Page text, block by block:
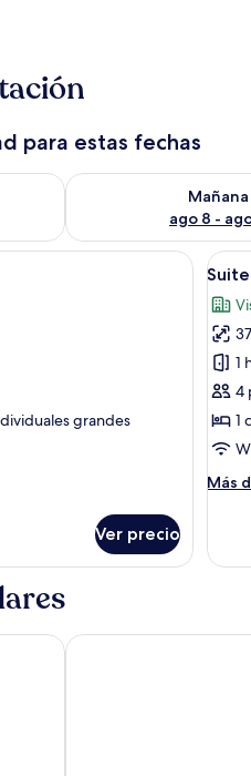
para estas fechas
ago 7 - ago 8
Mañana
ago 8 -
Consulta la
de hotel con dos camas, un
grandes
Ver precio
Abrir
todas
las
de
26
Suite
1
4
1
Más
Más
Pousada Caminho do